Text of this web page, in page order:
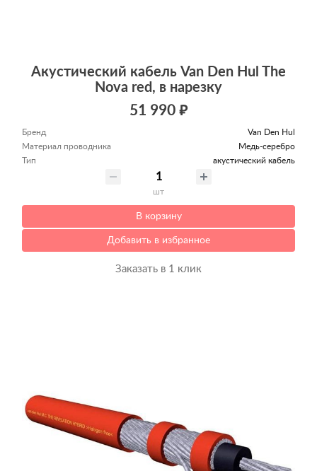
Акустический кабель Van Den Hul The
Nova red, в нарезку
51 990 ₽
Бренд
Van Den Hul
Материал проводника
Медь-серебро
Тип
акустический кабель
шт
В корзину
Добавить в избранное
Заказать в 1 клик